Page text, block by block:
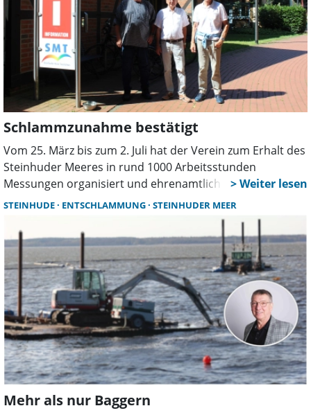
Schlammzunahme bestätigt
Vom 25. März bis zum 2. Juli hat der Verein zum Erhalt des
Steinhuder Meeres in rund 1000 Arbeitsstunden
Messungen organisiert und ehrenamtlich durchgeführt.
Nun wurden die Ergebnisse vorgestellt.
STEINHUDE ENTSCHLAMMUNG STEINHUDER MEER
Mehr als nur Baggern